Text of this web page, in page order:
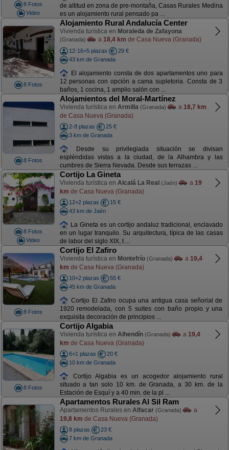
8 Fotos
Video
de altitud en zona de pre-montaña, Casas Rurales Medina
es un alojamiento rural pensado pa ...
8 Fotos
Alojamiento Rural Andalucía Center
Vivienda turística en Moraleda de Zafayona
(Granada) a 18,4 km de Casa Nueva (Granada)
12-16+5 plazas
29 €
43 km de Granada
El alojamiento consta de dos apartamentos uno para
12 personas con opción a cama supletoria. Consta de 3
baños, 1 cocina, 1 amplio salón con ...
8 Fotos
Alojamientos del Moral-Martínez
Vivienda turística en Armilla (Granada) a 18,7 km
de Casa Nueva (Granada)
2-8 plazas
25 €
3 km de Granada
Desde su privilegiada situación se divisan
espléndidas vistas a la ciudad, de la Alhambra y las
cumbres de Sierra Nevada. Desde sus terrazas ...
8 Fotos
Video
Cortijo La Gineta
Vivienda turística en Alcalá La Real (Jaén) a 19
km de Casa Nueva (Granada)
12+2 plazas
15 €
43 km de Jaén
La Gineta es un cortijo andaluz tradicional, enclavado
en un lugar tranquilo. Su arquitectura, típica de las casas
de labor del siglo XIX, t ...
8 Fotos
Cortijo El Zafiro
Vivienda turística en Montefrío (Granada) a 19,4
km de Casa Nueva (Granada)
10+2 plazas
55 €
45 km de Granada
Cortijo El Zafiro ocupa una antigua casa señorial de
1920 remodelada, con 5 suites con baño propio y una
exquisita decoración de principios ...
8 Fotos
Cortijo Algabia
Vivienda turística en Alhendín (Granada) a 19,4
km de Casa Nueva (Granada)
6+1 plazas
20 €
10 km de Granada
Cortijo Algabia es un acogedor alojamiento rural
situado a tan solo 10 km. de Granada, a 30 km. de la
Estación de Esquí y a 40 min. de la pl ...
Apartamentos Rurales Al Sil Ram
Apartamentos Rurales en Alfacar (Granada)
a
19,8 km de Casa Nueva (Granada)
8 plazas
23 €
7 km de Granada